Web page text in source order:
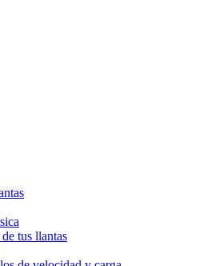
tus llantas